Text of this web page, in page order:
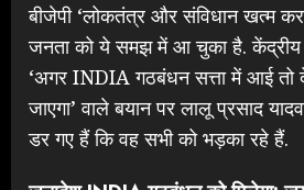
बीजेपी ‘लोकतंत्र और संविधान खत्म
जनता को ये समझ में आ चुका है. केंद्रीय
‘अगर INDIA गठबंधन सत्ता में आई तो
जाएगा’ वाले बयान पर लालू प्रसाद
डर गए हैं कि वह सभी को भड़का रहे हैं.